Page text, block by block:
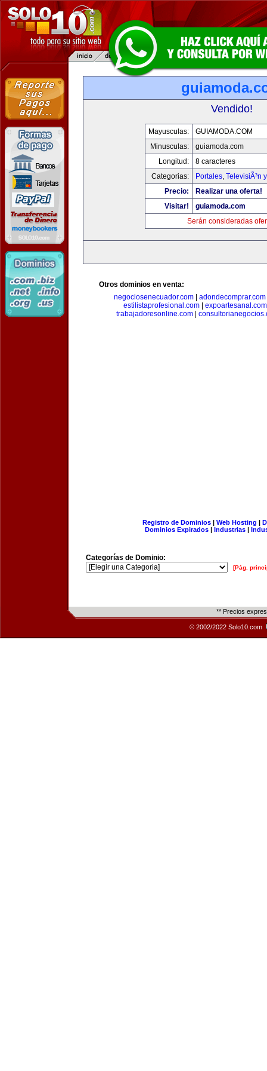
Vendido!
Mayusculas:
GUIAMODA.COM
Minusculas:
guiamoda.com
Longitud:
8 caracteres
Categorias:
Portales, TelevisiÃ³n
Precio:
Realizar una oferta!
Visitar!
guiamoda.com
Serán consideradas
Otros dominios en venta:
negociosenecuador.com| adondecomprar.com
estilistaprofesional.com
expoartesanal.com
trabajadoresonline.com
Registro de Dominios| Web Hosting |
Dominios Expirados | Industrias |
Categorías de Dominio:
[Pág.
** Precios
© 2002/2022 Solo10.com